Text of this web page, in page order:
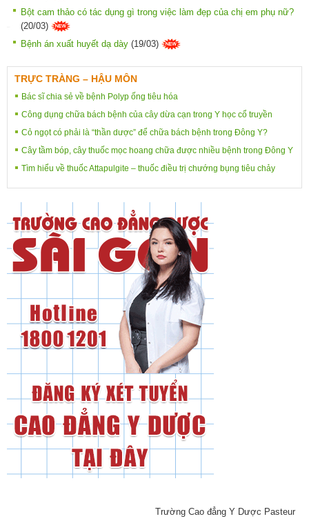
Bột cam thảo có tác dụng gì trong việc làm đẹp của chị em phụ nữ?
(20/03)
Bệnh án xuất huyết dạ dày (19/03)
TRỰC TRÀNG – HẬU MÔN
Bác sĩ chia sẻ về bệnh Polyp ống tiêu hóa
Công dụng chữa bách bệnh của cây dừa cạn trong Y học cổ truyền
Cỏ ngọt có phải là “thần dược” để chữa bách bệnh trong Đông Y?
Cây tầm bóp, cây thuốc mọc hoang chữa được nhiều bệnh trong Đông Y
Tìm hiểu về thuốc Attapulgite – thuốc điều trị chướng bụng tiêu chảy
Trường Cao đẳng Y Dược Pasteur